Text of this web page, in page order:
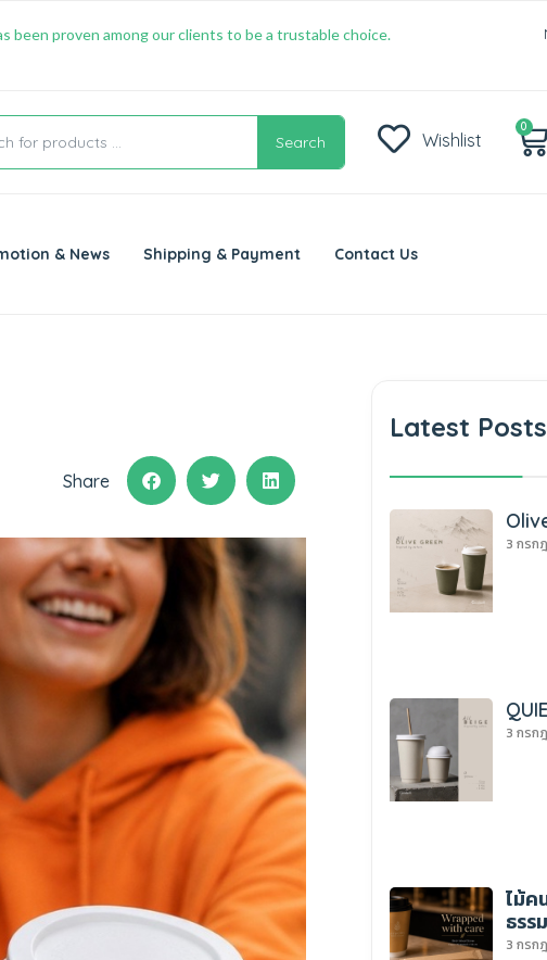
been proven among our clients to be a trustable choice.
Search Wishlist
0
& News Shipping & Payment Contact Us
Share
Latest Posts
3 กรก
3 กรก
ไม้ค
ธรร
3 กรก